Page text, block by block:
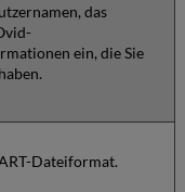
das
ein, die Sie
Dateiformat.